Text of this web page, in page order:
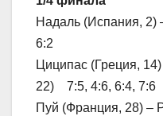
Надаль (Испания,
6:2
Циципас (Греция,
22) 7:5, 4:6, 6:4, 7:6
Пуй (Франция, 28) –